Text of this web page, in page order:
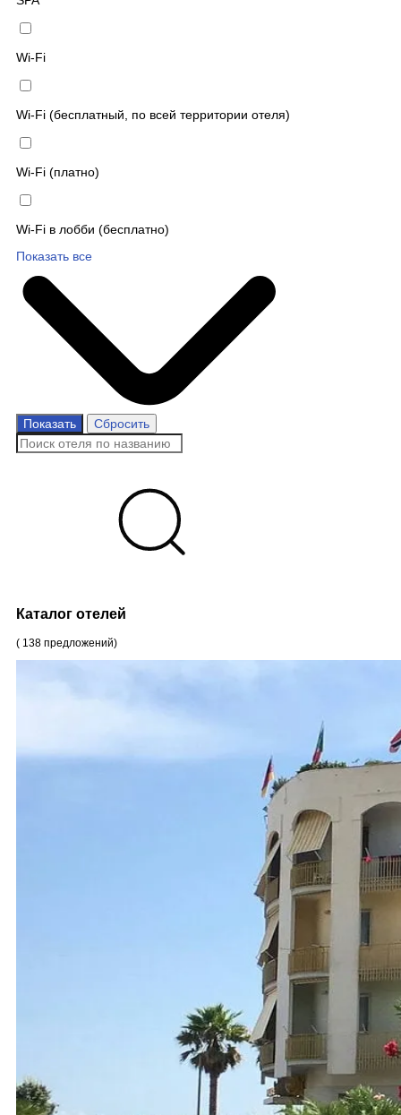
Wi-Fi
Wi-Fi (бесплатный, по всей территории отеля)
Wi-Fi (платно)
Wi-Fi в лобби (бесплатно)
Показать все
Показать Сбросить
Каталог отелей
( 138 предложений)